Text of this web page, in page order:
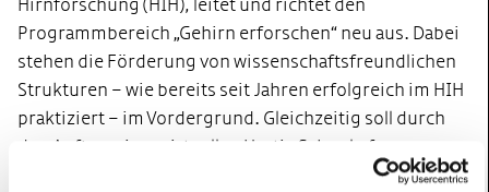
Hirnforschung (HIH), leitet und richtet den
Programmbereich „Gehirn erforschen“ neu aus. Dabei
stehen die Förderung von wissenschaftsfreundlichen
Strukturen – wie bereits seit Jahren erfolgreich im HIH
praktiziert – im Vordergrund. Gleichzeitig soll durch
den Aufbau einer virtuellen Hertie School of
Neuroscience eine exzellente Nachwuchsförderung für